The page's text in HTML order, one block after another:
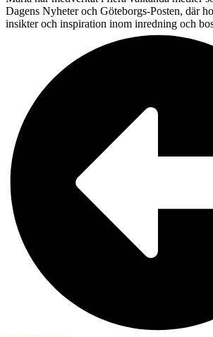
Dagens Nyheter och Göteborgs-Posten, där
insikter och inspiration inom inredning och